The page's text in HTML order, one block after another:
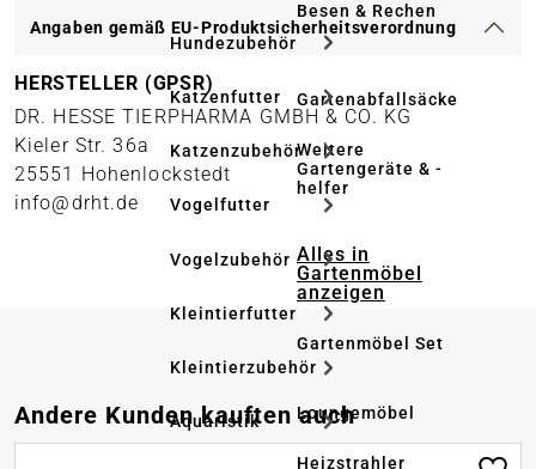
Hundezubehör
Katzenfutter
Katzenzubehör
Vogelfutter
Vogelzubehör
Kleintierfutter
Kleintierzubehör
Aquaristik
Besen & Rechen
Gartenabfallsäcke
Weitere
Gartengeräte & -
helfer
Alles in
Gartenmöbel
anzeigen
Gartenmöbel Set
Loungemöbel
Heizstrahler
Angaben gemäß EU-Produktsicherheitsverordnung
HERSTELLER (GPSR)
DR. HESSE TIERPHARMA GMBH & CO. KG
Kieler Str. 36a
25551 Hohenlockstedt
info@drht.de
Produktgalerie überspringen
Andere Kunden kauften auch